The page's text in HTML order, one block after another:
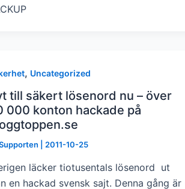
, Uncategorized
till säkert lösenord nu – över
000 konton hackade på
2011-10-25
läcker tiotusentals lösenord ut
en hackad svensk sajt. Denna gång är